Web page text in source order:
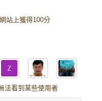
站上獲得100分
法看到某些使用者